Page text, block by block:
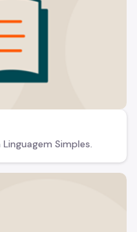
Simples.